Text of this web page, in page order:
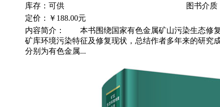
库存：可供
图书介质
定价：
￥188.00元
内容简介： 本书围绕国家有色金属矿山污染生态修
矿库环境污染特征及修复现状，总结作者多年来的研究
分别为有色金属...